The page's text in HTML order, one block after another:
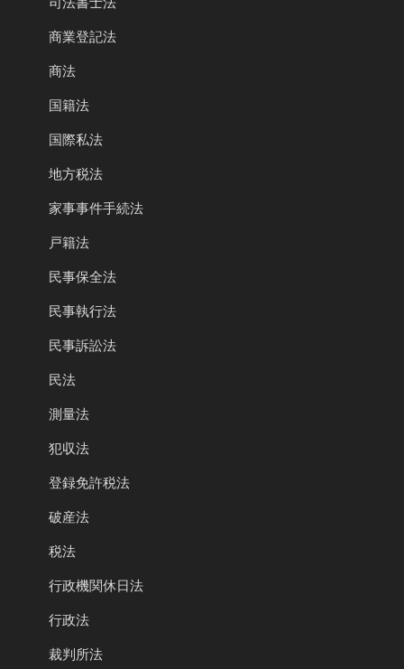
商業登記法
商法
国籍法
国際私法
地方税法
家事事件手続法
戸籍法
民事保全法
民事執行法
民事訴訟法
民法
測量法
犯収法
登録免許税法
破産法
税法
行政機関休日法
行政法
裁判所法